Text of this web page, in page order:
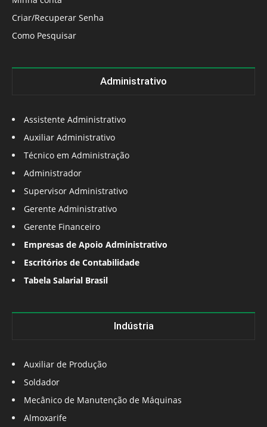
Criar/Recuperar Senha
Como Pesquisar
Administrativo
Assistente Administrativo
Auxiliar Administrativo
Técnico em Administração
Administrador
Supervisor Administrativo
Gerente Administrativo
Gerente Financeiro
Empresas de Apoio Administrativo
Escritórios de Contabilidade
Tabela Salarial Brasil
Indústria
Auxiliar de Produção
Soldador
Mecânico de Manutenção de Máquinas
Almoxarife